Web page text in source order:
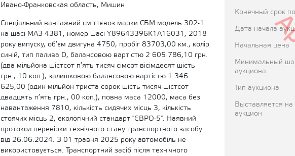
Ивано-Франковская область, Мишин
Спеціальний вантажний сміттєвоз марки СБМ модель 302-1
на шасі МАЗ 4381, номер шасі Y89643396K1A16031, 2018
року випуску, об’єм двигуна 4750, пробіг 83703,00 км., колір
синій, тип палива D, балансовою вартістю 2 605 786,10 грн.
(два мільйона шістсот п’ять тисяч сімсот вісімдесят шість
грн., 10 коп.), залишковою балансовою вартістю 1 346
625,00 (один мільйон триста сорок шість тисяч шістсот
двадцять п’ять грн., 00 коп.), повна маса 12000, маса без
навантаження 7810, кількість сидячих місць 3, кількість
стоячих місць 2, екологічний стандарт "ЄВРО-5". Наявний
протокол перевірки технічного стану транспортного засобу
від 26.06.2024. З 01 травня 2025 року автомобіль не
використовується. Транспортний засіб після технічного
Конечный срок
Дата начала
Начальная цена
Минимальный
аукциона
Тип аукциона
Выставляется на
аукцион